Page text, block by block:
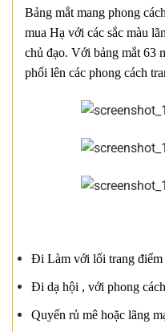
Bảng mắt mang phong
mua Hạ với các sắc màu
chủ đạo. Với bảng mắt 63
phối lên các phong cách
Đi Làm với lối trang điểm
Đi dạ hội , với phong
Quyến rủ mê hoặc lãng